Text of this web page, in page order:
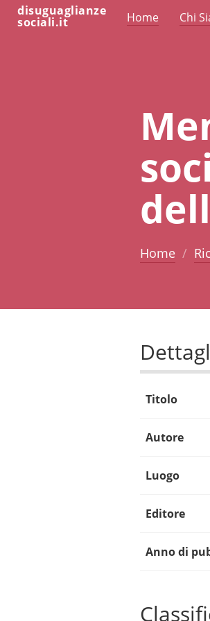
disuguaglianze
sociali.it Home Chi
Home
Titolo
Autore
Luogo
Editore
Anno di